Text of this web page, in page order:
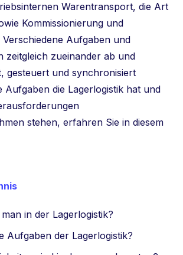
Warentransport, die Art
Kommissionierung und
Verschiedene Aufgaben und
zeitgleich zueinander ab und
gesteuert und synchronisiert
Aufgaben die Lagerlogistik hat und
stehen, erfahren Sie in diesem
in der Lagerlogistik?
Aufgaben der Lagerlogistik?